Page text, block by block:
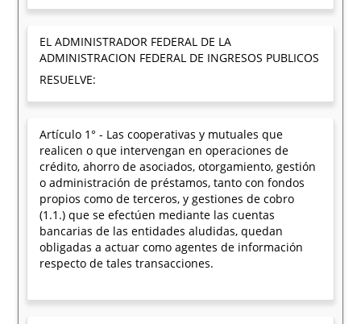
EL ADMINISTRADOR FEDERAL DE LA
ADMINISTRACION FEDERAL DE INGRESOS PUBLICOS
RESUELVE:
Artículo 1° - Las cooperativas y mutuales que
realicen o que intervengan en operaciones de
crédito, ahorro de asociados, otorgamiento, gestión
o administración de préstamos, tanto con fondos
propios como de terceros, y gestiones de cobro
(1.1.) que se efectúen mediante las cuentas
bancarias de las entidades aludidas, quedan
obligadas a actuar como agentes de información
respecto de tales transacciones.